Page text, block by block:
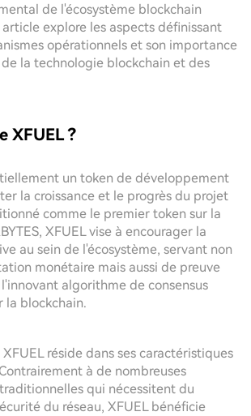
de l'écosystème blockchain
article explore les aspects définissant
opérationnels et son importance
la technologie blockchain et des
XFUEL ?
un token de développement
la croissance et le progrès du projet
comme le premier token sur la
XFUEL vise à encourager la
au sein de l'écosystème, servant non
monétaire mais aussi de preuve
algorithme de consensus
la blockchain.
réside dans ses caractéristiques
à de nombreuses
qui nécessitent du
du réseau, XFUEL bénéficie